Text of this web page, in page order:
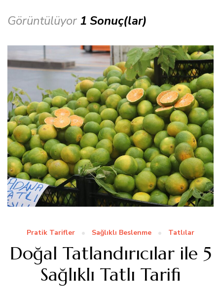
Görüntülüyor 1 Sonuç(lar)
Pratik Tarifler Sağlıklı Beslenme Tatlılar
Doğal Tatlandırıcılar ile 5
Sağlıklı Tatlı Tarifi